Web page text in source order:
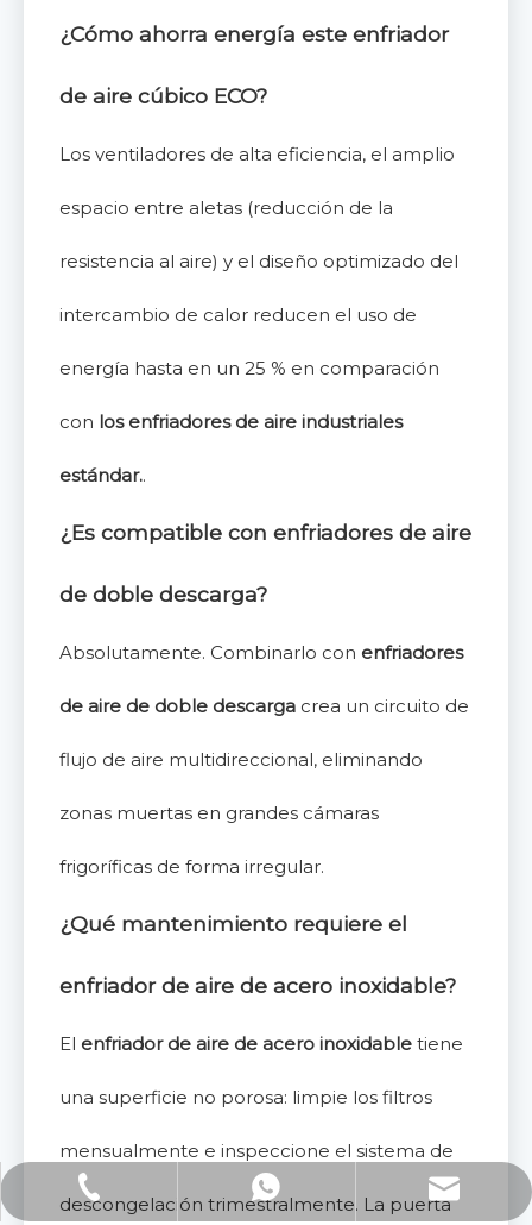
¿Cómo ahorra energía este enfriador
de aire cúbico ECO?
Los ventiladores de alta eficiencia, el amplio
espacio entre aletas (reducción de la
resistencia al aire) y el diseño optimizado del
intercambio de calor reducen el uso de
energía hasta en un 25 % en comparación
con los enfriadores de aire industriales
estándar..
¿Es compatible con enfriadores de aire
de doble descarga?
Absolutamente. Combinarlo con enfriadores
de aire de doble descarga crea un circuito de
flujo de aire multidireccional, eliminando
zonas muertas en grandes cámaras
frigoríficas de forma irregular.
¿Qué mantenimiento requiere el
enfriador de aire de acero inoxidable?
El enfriador de aire de acero inoxidable tiene
una superficie no porosa: limpie los filtros
mensualmente e inspeccione el sistema de
descongelación trimestralmente. La puerta
Teléfono: +86-13901531913
WhatsApp: +86-13901531913
Correo electrónico: lucas.xu@stelxtech.com